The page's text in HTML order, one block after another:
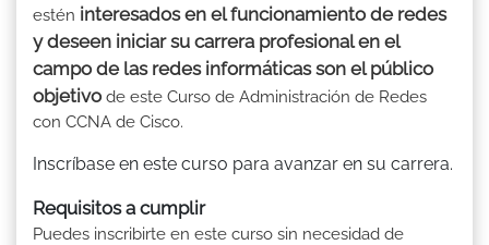
estén interesados en el funcionamiento de redes
y deseen iniciar su carrera profesional en el
campo de las redes informáticas son el público
objetivo de este Curso de Administración de Redes
con CCNA de Cisco.
Inscríbase en este curso para avanzar en su carrera.
Requisitos a cumplir
Puedes inscribirte en este curso sin necesidad de